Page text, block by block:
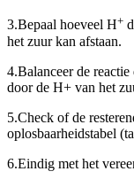
3.Bepaal hoeveel H+
het zuur kan afstaan.
4.Balanceer de
door de H+ van het
5.Check of de
oplosbaarheidstabel
6.Eindig met het